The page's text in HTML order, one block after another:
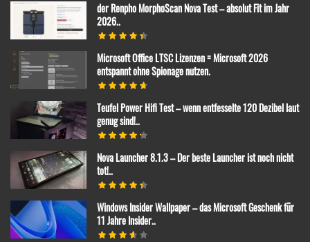
der Renpho MorphoScan Nova Test – absolut Fit im Jahr
2026..
Microsoft Office LTSC Lizenzen = Microsoft 2026
entspannt ohne Spionage nutzen.
Teufel Power Hifi Test – wenn entfesselte 120 Dezibel laut
genug sind!..
Nova Launcher 8.1.3 – Der beste Launcher ist noch nicht
tot!..
Windows Insider Wallpaper – das Microsoft Geschenk für
11 Jahre Insider..